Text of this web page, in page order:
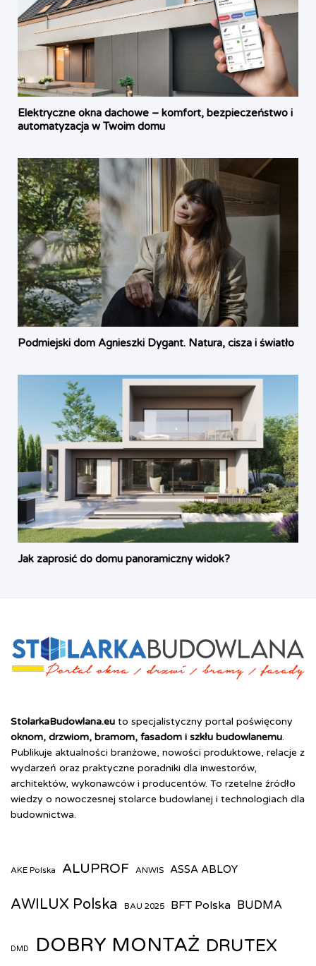
Elektryczne okna dachowe – komfort, bezpieczeństwo i
automatyzacja w Twoim domu
Podmiejski dom Agnieszki Dygant. Natura, cisza i światło
Jak zaprosić do domu panoramiczny widok?
StolarkaBudowlana.eu to specjalistyczny portal poświęcony
oknom, drzwiom, bramom, fasadom i szkłu budowlanemu.
Publikuje aktualności branżowe, nowości produktowe, relacje z
wydarzeń oraz praktyczne poradniki dla inwestorów,
architektów, wykonawców i producentów. To rzetelne źródło
wiedzy o nowoczesnej stolarce budowlanej i technologiach dla
budownictwa.
AKE Polska ALUPROF ANWIS ASSA ABLOY
AWILUX Polska BAU 2025 BFT Polska BUDMA
DMD DOBRY MONTAŻ DRUTEX